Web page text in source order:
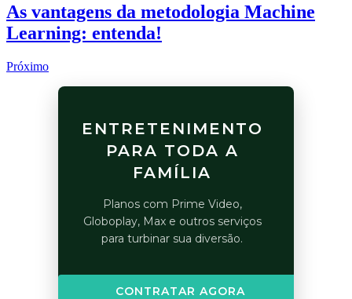
As vantagens da metodologia Machine
Learning: entenda!
Próximo
ENTRETENIMENTO
PARA TODA A
FAMÍLIA
Planos com Prime Video,
Globoplay, Max e outros serviços
para turbinar sua diversão.
CONTRATAR AGORA